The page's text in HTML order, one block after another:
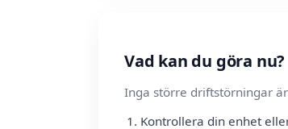
Vad kan du göra nu?
Inga större driftstörningar
Kontrollera din enhet